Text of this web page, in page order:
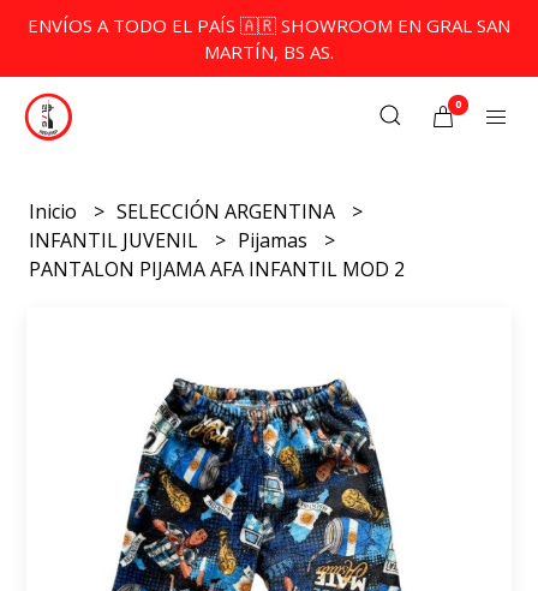
ENVÍOS A TODO EL PAÍS 🇦🇷 SHOWROOM EN GRAL SAN
MARTÍN, BS AS.
0
Inicio
SELECCIÓN ARGENTINA
INFANTIL JUVENIL
Pijamas
PANTALON PIJAMA AFA INFANTIL MOD 2